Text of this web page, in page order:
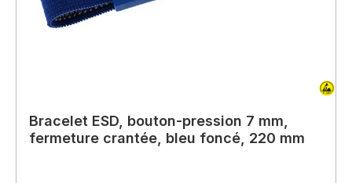
Bracelet ESD, bouton-pression 7 mm,
fermeture crantée, bleu foncé, 220 mm